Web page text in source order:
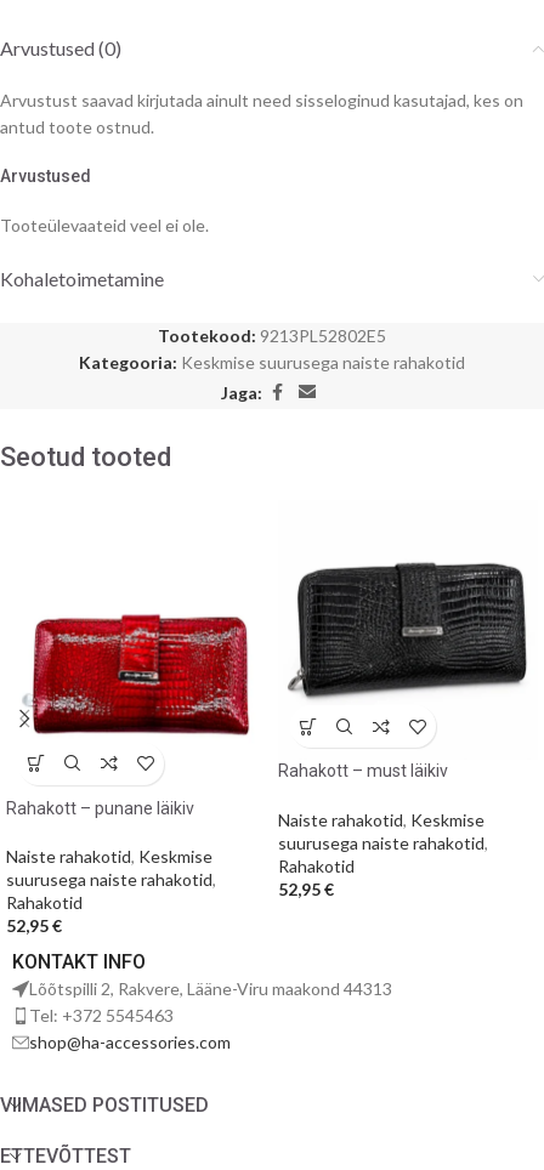
Arvustused (0)
Arvustused
Tooteülevaateid veel ei ole.
Arvustust saavad kirjutada ainult need sisseloginud kasutajad, kes on
antud toote ostnud.
Kohaletoimetamine
Tootekood: 9213PL52802E5
Kategooria: Keskmise suurusega naiste rahakotid
Jaga:
Seotud tooted
Rahakott – punane läikiv
Naiste rahakotid, Keskmise
suurusega naiste rahakotid,
Rahakotid
52,95€
Rahakott – must läikiv
Naiste rahakotid, Keskmise
suurusega naiste rahakotid,
Rahakotid
52,95€
KONTAKT INFO
Lõõtspilli 2, Rakvere, Lääne-Viru maakond 44313
Tel: +372 5545463
shop@ha-accessories.com
VIIMASED POSTITUSED
ETTEVÕTTEST